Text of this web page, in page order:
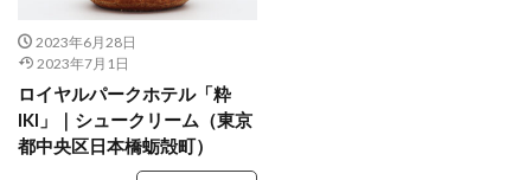
2023年6月28日
2023年7月1日
ロイヤルパークホテル「粋
IKI」｜シュークリーム（東京
都中央区日本橋蛎殻町）